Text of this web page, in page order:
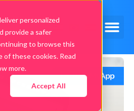
personalized
provide a safer
to browse this
of these cookies. Read
more.
Accept All